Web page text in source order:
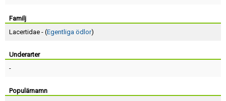
Familj
Lacertidae - (Egentliga ödlor)
Underarter
-
Populärnamn
Terms of Service